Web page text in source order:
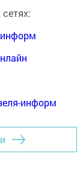
информ
информ